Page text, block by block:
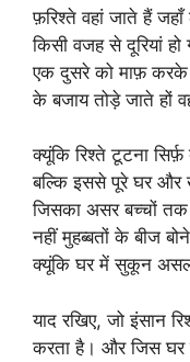
फ़रिश्ते वहां जाते हैं
किसी वजह से दूरियां
एक दुसरे को माफ़ करके
के बजाय तोड़े जाते हों
क्यूंकि रिश्ते टूटना
बल्कि इससे पूरे घर और
जिसका असर बच्चों
नहीं मुहब्बतों के बीज
क्यूंकि घर में सुकून असल
याद रखिए, जो इंसान
करता है। और जिस घर में